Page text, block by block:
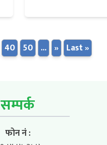
40 50 ... » Last »
सम्पर्क
फोन नं :